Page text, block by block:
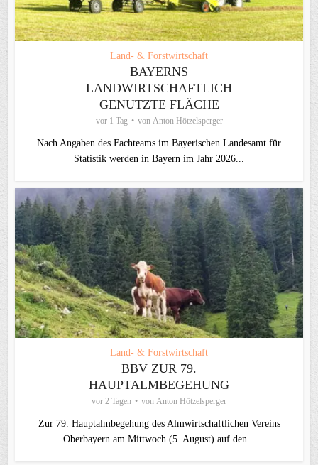
Land- & Forstwirtschaft
BAYERNS
LANDWIRTSCHAFTLICH
GENUTZTE FLÄCHE
vor 1 Tag von Anton Hötzelsperger
Nach Angaben des Fachteams im Bayerischen Landesamt für
Statistik werden in Bayern im Jahr 2026...
Land- & Forstwirtschaft
BBV ZUR 79.
HAUPTALMBEGEHUNG
vor 2 Tagen von Anton Hötzelsperger
Zur 79. Hauptalmbegehung des Almwirtschaftlichen Vereins
Oberbayern am Mittwoch (5. August) auf den...